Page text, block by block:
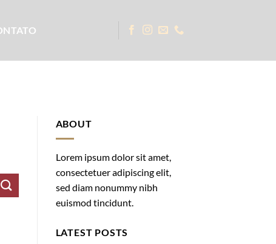
ABOUT
Lorem ipsum dolor sit amet,
consectetuer adipiscing elit,
sed diam nonummy nibh
euismod tincidunt.
LATEST POSTS